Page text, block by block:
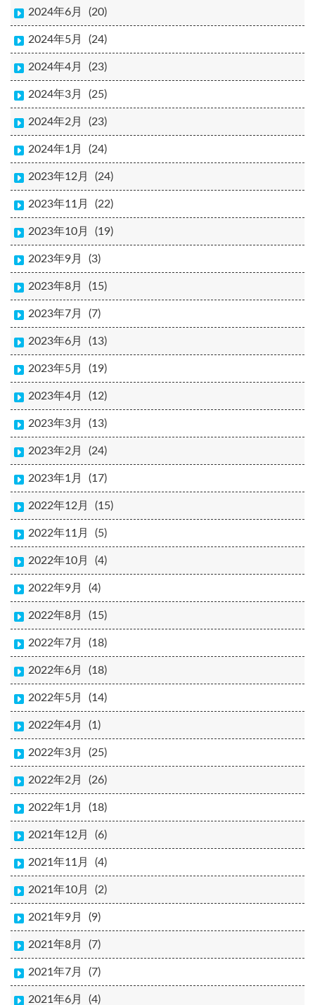
2024年6月 (20)
2024年5月 (24)
2024年4月 (23)
2024年3月 (25)
2024年2月 (23)
2024年1月 (24)
2023年12月 (24)
2023年11月 (22)
2023年10月 (19)
2023年9月 (3)
2023年8月 (15)
2023年7月 (7)
2023年6月 (13)
2023年5月 (19)
2023年4月 (12)
2023年3月 (13)
2023年2月 (24)
2023年1月 (17)
2022年12月 (15)
2022年11月 (5)
2022年10月 (4)
2022年9月 (4)
2022年8月 (15)
2022年7月 (18)
2022年6月 (18)
2022年5月 (14)
2022年4月 (1)
2022年3月 (25)
2022年2月 (26)
2022年1月 (18)
2021年12月 (6)
2021年11月 (4)
2021年10月 (2)
2021年9月 (9)
2021年8月 (7)
2021年7月 (7)
2021年6月 (4)